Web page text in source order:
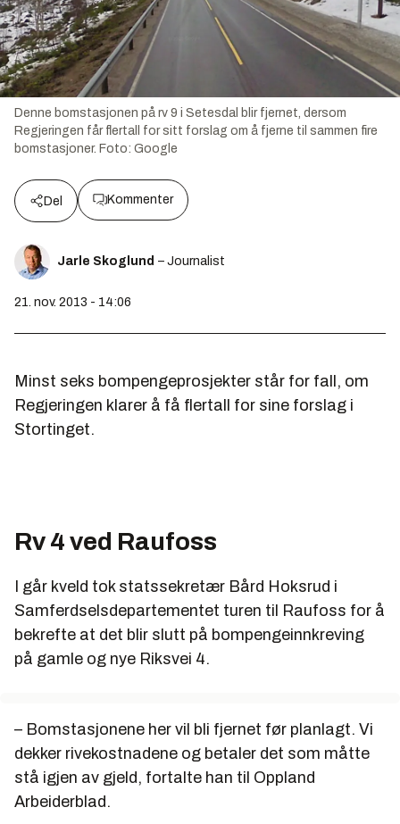
Denne bomstasjonen på rv 9 i Setesdal blir fjernet, dersom
Regjeringen får flertall for sitt forslag om å fjerne til sammen fire
bomstasjoner. Foto: Google
Del Kommenter
Jarle Skoglund – Journalist
21. nov. 2013 - 14:06
Minst seks bompengeprosjekter står for fall, om
Regjeringen klarer å få flertall for sine forslag i
Stortinget.
Rv 4 ved Raufoss
I går kveld tok statssekretær Bård Hoksrud i
Samferdselsdepartementet turen til Raufoss for å
bekrefte at det blir slutt på bompengeinnkreving
på gamle og nye Riksvei 4.
– Bomstasjonene her vil bli fjernet før planlagt. Vi
dekker rivekostnadene og betaler det som måtte
stå igjen av gjeld, fortalte han til Oppland
Arbeiderblad.